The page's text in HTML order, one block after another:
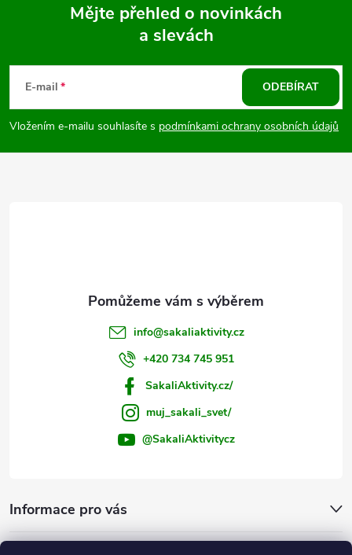
p
a
Mějte přehled o novinkách
a slevách
E-mail
Vložením e-mailu souhlasíte s podmínkami ochrany osobních údajů
ODEBÍRAT
info@sakaliaktivity.cz
+420 734 745 951
SakaliAktivity.cz/
muj_sakali_svet/
@SakaliAktivitycz
Informace pro vás